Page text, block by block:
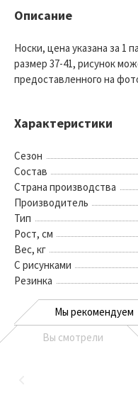
Описание
Носки, цена указана за 1
размер 37-41, рисунок
предоставленного на
Характеристики
Сезон
Состав
Страна производства
Производитель
Тип
Рост, см
Вес, кг
С рисунками
Резинка
Мы рекомендуем
Вы смотрели